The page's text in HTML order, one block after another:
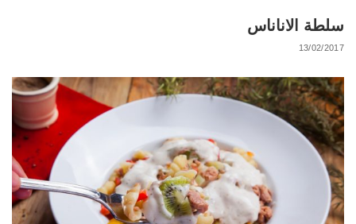
سلطة الاناناس
13/02/2017